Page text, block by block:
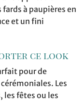
à paupières en
et un fini
ce look
pour de
Les
les fêtes ou les